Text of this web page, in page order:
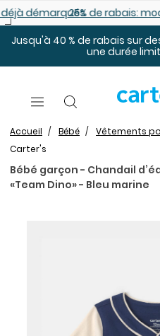
démarqués25% de rabais:
Jusqu'à 40 % de rabais sur
une durée
Accueil Bébé Vêtements
Carter's
Bébé garçon - Chandail
«Team Dino» - Bleu marine